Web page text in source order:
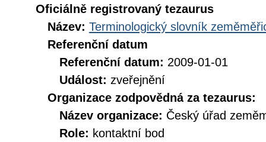
Oficiálně registrovaný tezaurus
Název: Terminologický slovník
Referenční datum
Referenční datum: 2009-01-01
Událost: zveřejnění
Organizace zodpovědná za tezaurus:
Název organizace: Český úřad
Role: kontaktní bod